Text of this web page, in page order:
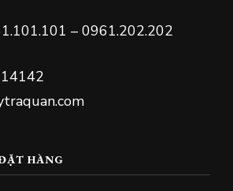
– 0961.202.202
HÀNG